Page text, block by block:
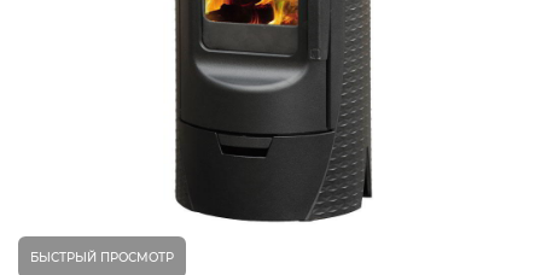
БЫСТРЫЙ ПРОСМОТР